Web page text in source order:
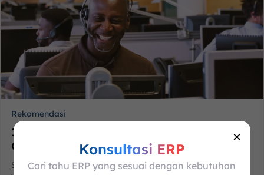
Rekomendasi
10 Rekomendasi Software Contact
Center...
Saat bisnis melayani pelanggan melalui telepon,
×
Konsultasi ERP
Cari tahu ERP yang sesuai dengan kebutuhan